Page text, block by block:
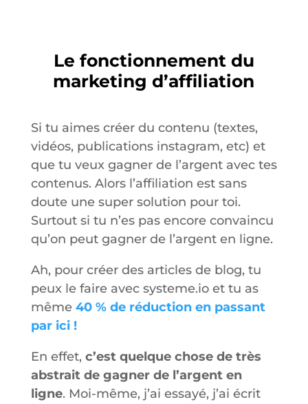
Le fonctionnement du
marketing d’affiliation
Si tu aimes créer du contenu (textes,
vidéos, publications instagram, etc) et
que tu veux gagner de l’argent avec tes
contenus. Alors l’affiliation est sans
doute une super solution pour toi.
Surtout si tu n’es pas encore convaincu
qu’on peut gagner de l’argent en ligne.
Ah, pour créer des articles de blog, tu
peux le faire avec systeme.io et tu as
même 40 % de réduction en passant
par ici !
En effet, c’est quelque chose de très
abstrait de gagner de l’argent en
ligne. Moi-même, j’ai essayé, j’ai écrit